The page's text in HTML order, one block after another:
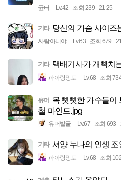
균터 Lv.42 조회 239 21:25
기타 당신의 가슴 사이즈
사람아니야 Lv.63 조회 679
기타 택배기사가 개빡치
파아랑망토 Lv.68 조회
유머 목 뻣뻣한 가수들이
철 마인드.jpg
유머발굴 Lv.67 조회 693
기타 서양 누나의 인생 조
파아랑망토 Lv.68 조회